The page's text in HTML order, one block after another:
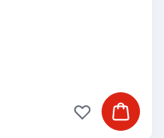
Ajouter
Ajouter à ma